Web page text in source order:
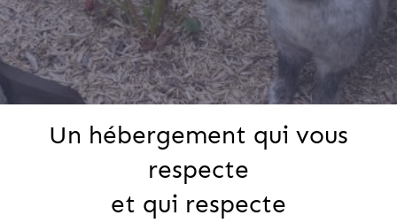
Un hébergement qui vous
respecte
et qui respecte